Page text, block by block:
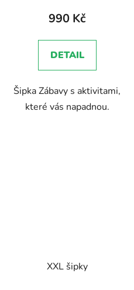
990 Kč
DETAIL
Šipka Zábavy s aktivitami,
které vás napadnou.
XXL šipky